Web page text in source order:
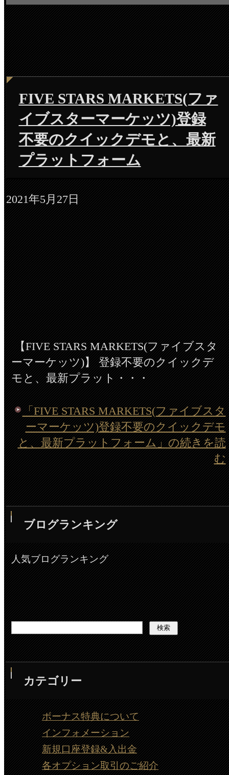
FIVE STARS MARKETS(ファ
イブスターマーケッツ)登録
不要のクイックデモと、最新
プラットフォーム
2021年5月27日
【FIVE STARS MARKETS(ファイブスタ
ーマーケッツ)】 登録不要のクイックデ
モと、最新プラット・・・
「FIVE STARS MARKETS(ファイブスタ
ーマーケッツ)登録不要のクイックデモ
と、最新プラットフォーム」の続きを読
む
ブログランキング
人気ブログランキング
カテゴリー
ボーナス特典について
インフォメーション
新規口座登録&入出金
各オプション取引のご紹介